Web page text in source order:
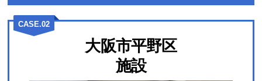
CASE.02
大阪市平野区
施設